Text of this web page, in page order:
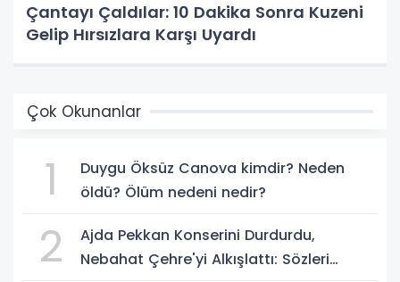
Çantayı Çaldılar: 10 Dakika Sonra Kuzeni
Gelip Hırsızlara Karşı Uyardı
Çok Okunanlar
1
Duygu Öksüz Canova kimdir? Neden
öldü? Ölüm nedeni nedir?
2
Ajda Pekkan Konserini Durdurdu,
Nebahat Çehre'yi Alkışlattı: Sözleri